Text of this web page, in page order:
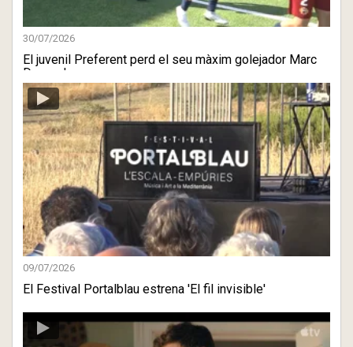
30/07/2026
El juvenil Preferent perd el seu màxim golejador Marc
Deusedes
09/07/2026
El Festival Portalblau estrena 'El fil invisible'